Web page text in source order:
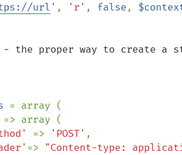
url ' , 'r' , false,
- the proper way to create a
= array (
=> array (
=> 'POST' ,
=> "Content-type: